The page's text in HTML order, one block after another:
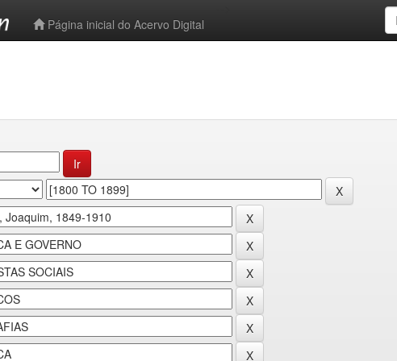
Página inicial do Acervo Digital